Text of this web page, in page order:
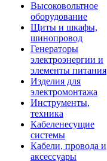
Высоковольтное
оборудование
Щиты и шкафы,
шинопровод
Генераторы
электроэнергии и
элементы питания
Изделия для
электромонтажа
Инструменты,
техника
Кабеленесущие
системы
Кабели, провода и
аксессуары